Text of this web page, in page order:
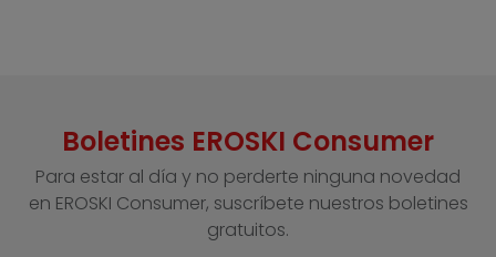
Boletines EROSKI Consumer
Para estar al día y no perderte ninguna novedad
en EROSKI Consumer, suscríbete nuestros boletines
gratuitos.